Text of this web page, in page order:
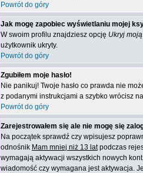
Powrót do góry
Jak mogę zapobiec wyświetlaniu mojej
W swoim profilu znajdziesz opcję Ukryj
użytkownik ukryty.
Powrót do góry
Zgubiłem moje hasło!
Nie panikuj! Twoje hasło co prawda nie
z podanymi instrukcjami a szybko wrócisz
Powrót do góry
Zarejestrowałem się ale nie mogę się
Na początek sprawdź czy wpisujesz
odnośnik Mam mniej niż 13 latpodczas
wymagają aktywacji wszystkich nowych
wiadomość czy wymagana jest aktywacja.